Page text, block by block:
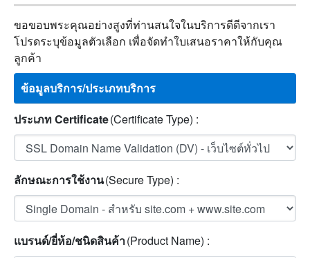
ขอขอบพระคุณอย่างสูงที่ท่านสนใจในบริการดีดีจากเรา
โปรดระบุข้อมูลตัวเลือก เพื่อจัดทำใบเสนอราคาให้กับคุณ
ลูกค้า
ข้อมูลบริการ/ประเภทบริการ
ประเภท Certificate(Certificate Type) :
ลักษณะการใช้งาน(Secure Type) :
แบรนด์/ยี่ห้อ/ชนิดสินค้า(Product Name) :